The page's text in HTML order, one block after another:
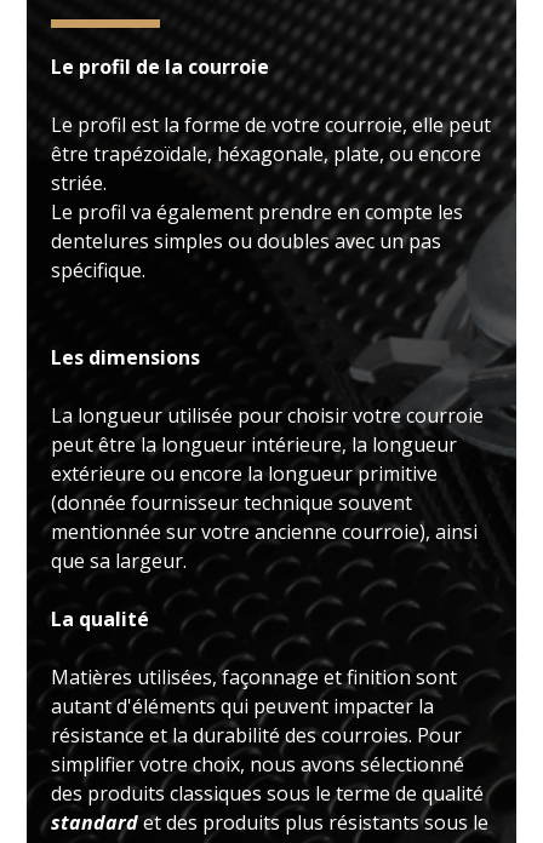
Le profil de la courroie
Le profil est la forme de votre courroie, elle peut
être trapézoïdale, héxagonale, plate, ou encore
striée.
Le profil va également prendre en compte les
dentelures simples ou doubles avec un pas
spécifique.
Les dimensions
La longueur utilisée pour choisir votre courroie
peut être la longueur intérieure, la longueur
extérieure ou encore la longueur primitive
(donnée fournisseur technique souvent
mentionnée sur votre ancienne courroie), ainsi
que sa largeur.
La qualité
Matières utilisées, façonnage et finition sont
autant d'éléments qui peuvent impacter la
résistance et la durabilité des courroies. Pour
simplifier votre choix, nous avons sélectionné
des produits classiques sous le terme de qualité
standardet des produits plus résistants sous le